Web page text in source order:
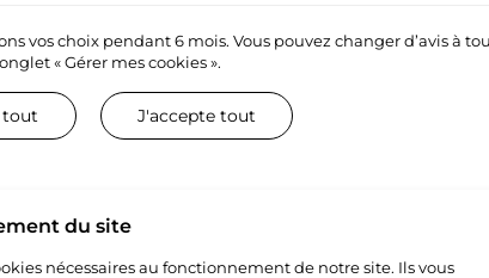
vos choix pendant 6 mois. Vous pouvez changer d’avis à
« Gérer mes cookies ».
tout J'accepte tout
du site
nécessaires au fonctionnement de notre site. Ils vous